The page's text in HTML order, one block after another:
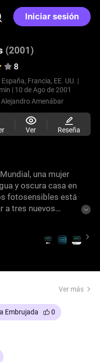
Iniciar sesión
(2001)
8
España, Francia, EE. UU. |
| 10 de Ago de 2001
Alejandro Amenábar
Ver Reseña
una mujer
y oscura casa en
fotosensibles está
a tres nuevos
que Grace
“los otros”.
Ver más
Embrujada 0